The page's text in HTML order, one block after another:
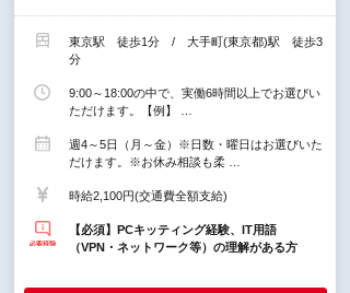
東京駅 徒歩1分 / 大手町(東京都)駅 徒歩3
分
9:00～18:00の中で、実働6時間以上でお選びい
ただけます。【例】 …
週4～5日（月～金）※日数・曜日はお選びいた
だけます。※お休み相談も柔 …
時給2,100円(交通費全額支給)
【必須】PCキッティング経験、IT用語
（VPN・ネットワーク等）の理解がある方